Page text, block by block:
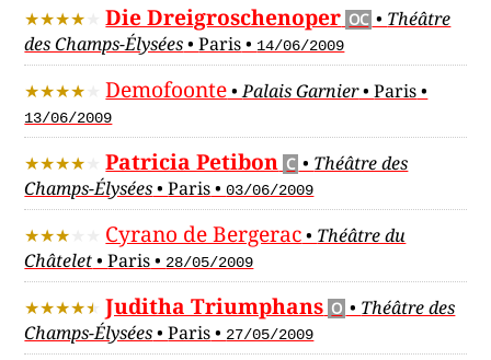
Die Dreigroschenoper OC • Théâtre
des Champs-Élysées•Paris• 14/06/2009
Demofoonte•Palais Garnier•Paris•
13/06/2009
Patricia Petibon C • Théâtre des
Champs-Élysées•Paris•03/06/2009
Cyrano de Bergerac• Théâtre du
Châtelet•Paris• 28/05/2009
Juditha Triumphans O • Théâtre des
Champs-Élysées•Paris• 27/05/2009